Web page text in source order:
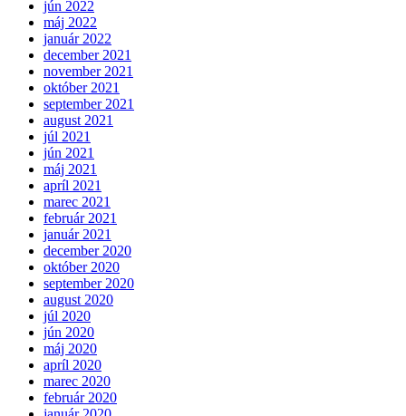
jún 2022
máj 2022
január 2022
december 2021
november 2021
október 2021
september 2021
august 2021
júl 2021
jún 2021
máj 2021
apríl 2021
marec 2021
február 2021
január 2021
december 2020
október 2020
september 2020
august 2020
júl 2020
jún 2020
máj 2020
apríl 2020
marec 2020
február 2020